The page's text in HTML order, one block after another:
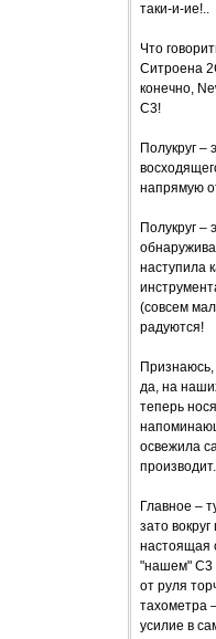
таки-и-ие!..
Что
Ситроена
конечно,
C3!
Полукруг –
напрямую
Полукруг –
наступила
(совсем
радуются!
да, на
теперь
освежила
Главное –
зато
настоящая
"нашем" C3
от руля
тахометра
усилие в